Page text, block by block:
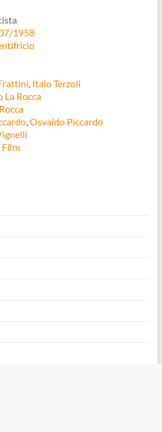
1958
, Italo Terzoli
La Rocca
,Osvaldo Piccardo
Film